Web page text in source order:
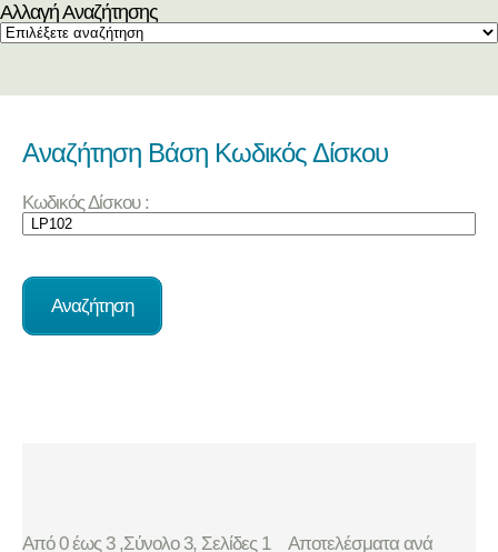
Αλλαγή Αναζήτησης
Αναζήτηση Βάση Κωδικός Δίσκου
Κωδικός Δίσκου :
Από 0 έως 3 ,Σύνολο 3, Σελίδες 1
Αποτελέσματα ανά